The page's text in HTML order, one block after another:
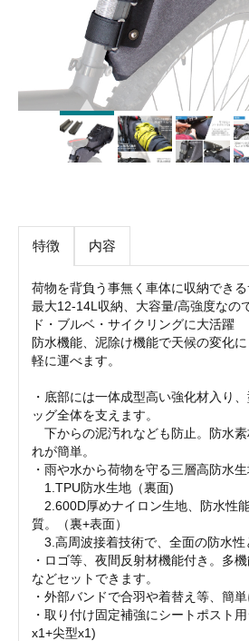
特徴 内容
荷物を背負う事無く車体に収納できる
最大12-14L収納、大容量/高強度なの
ド・ブルベ・サイクリングに大活躍
防水機能、泥除け機能で天候の変化
軽に運べます。
・底部には一体成型高い強化材入り
ッグ全体を支えます。
下からの泥汚れなども防止。防水素
れが簡単。
・雨や水から荷物を守る三層高防水
1.TPU防水生地（裏面)
2.600D厚めナイロン生地、防水性
質。（裏+表面）
3.高周波接着技術で、全面の防水性
・ロゴ等、夜間反射材機能付き。多
などセットできます。
・外部バンドで合羽や着替え等、簡単
・取り付け固定補強にシートポスト
x1+尖型x1)